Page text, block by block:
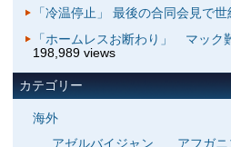
「冷温停止」 最後の合同会見で
「ホームレスお断わり」 マック
198,989 views
カテゴリー
海外
アゼルバイジャン
アフガ